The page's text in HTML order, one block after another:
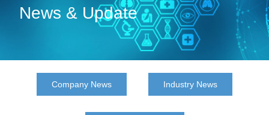
News & Update
Company News Industry News